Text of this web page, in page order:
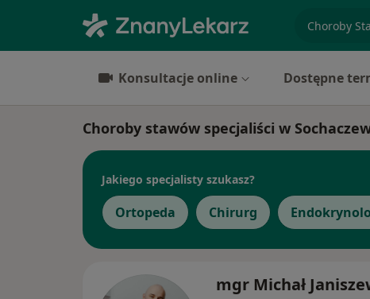
Konsultacje online Dostępne
Choroby stawów specjaliści w
Jakiego specjalisty szukasz?
Ortopeda Chirurg
mgr Michał